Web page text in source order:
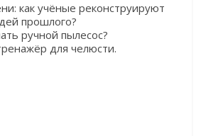
как учёные реконструируют
прошлого?
ручной пылесос?
для челюсти.